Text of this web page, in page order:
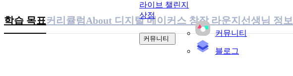
라이브 챌린지
상점
커뮤니티
커뮤니티
블로그
학습 목표커리큘럼 About 디지털 메이커스 창작 라운지 선생님 정보